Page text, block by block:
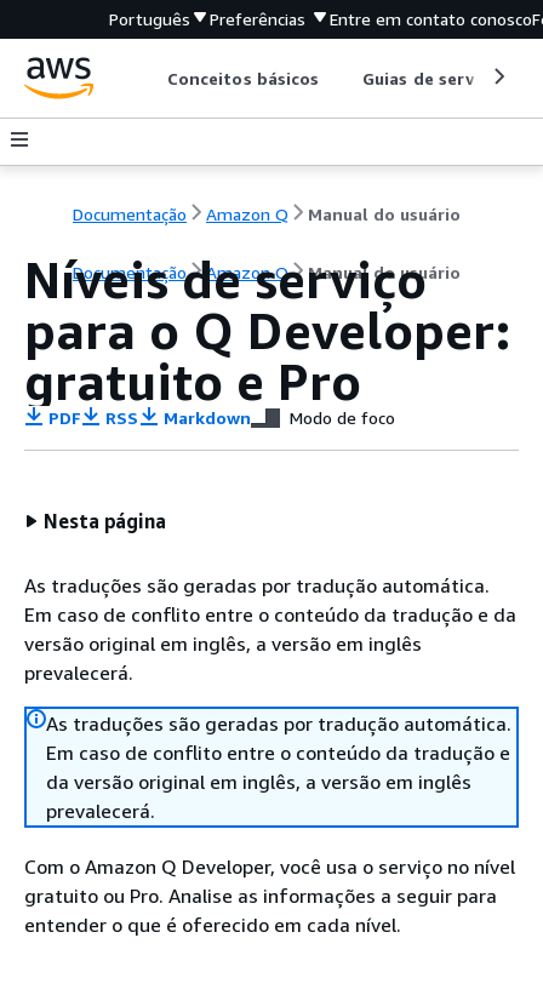
Português Preferências Entre em contato conosco
Conceitos básicos Guias de serviço
Documentação Amazon Q Manual do usuário
Documentação Amazon Q Manual do usuário
Níveis de serviço
para o Q Developer:
gratuito e Pro
PDF RSS Markdown Modo de foco
Nesta página
As traduções são geradas por tradução automática.
Em caso de conflito entre o conteúdo da tradução e da
versão original em inglês, a versão em inglês
prevalecerá.
As traduções são geradas por tradução automática.
Em caso de conflito entre o conteúdo da tradução e
da versão original em inglês, a versão em inglês
prevalecerá.
Com o Amazon Q Developer, você usa o serviço no nível
gratuito ou Pro. Analise as informações a seguir para
entender o que é oferecido em cada nível.